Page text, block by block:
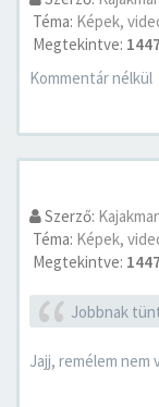
Téma: Képek,
Megtekintve:
Kommentár nélkül
Szerző:
Téma: Képek,
Megtekintve:
Jobbnak
Jajj, remélem